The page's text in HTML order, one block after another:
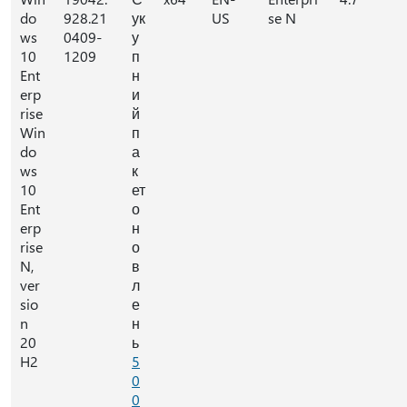
do
ws
10
Ent
erp
rise
Win
do
ws
10
Ent
erp
rise
N,
ver
sio
n
20
H2
928.21
0409-
1209
ук
у
п
н
и
й
п
а
к
ет
о
н
о
в
л
е
н
ь
5
0
0
US
se N